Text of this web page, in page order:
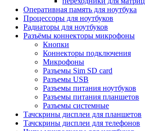
Оперативная память для ноутбука
Процессоры для ноутбуков
Радиаторы для ноутбуков
Разъёмы коннекторы микрофоны
Кнопки
Коннекторы подключения
Микрофоны
Разъемы Sim SD card
Разъемы USB
Разъемы питания ноутбуков
Разъемы питания планшетов
Разъемы системные
Тачскрины дисплеи для планшетов
Тачскрины дисплеи для телефонов